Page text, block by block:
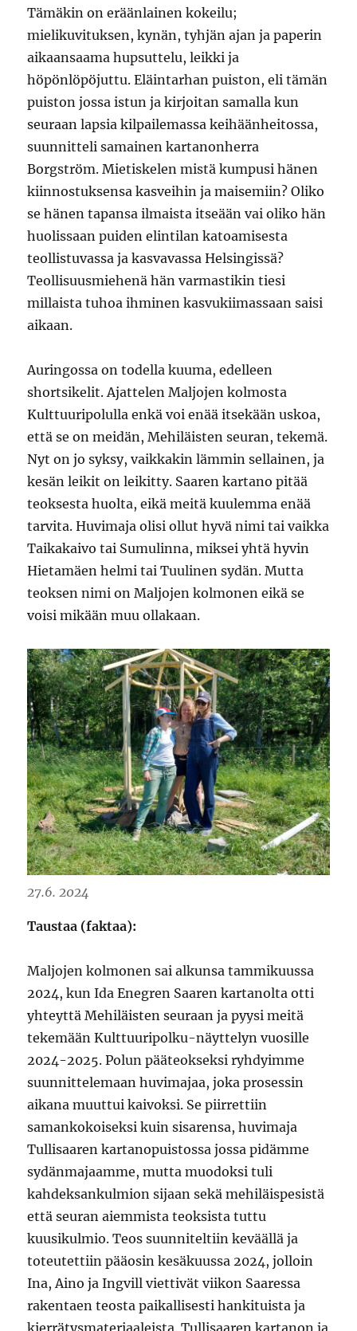
Tämäkin on eräänlainen kokeilu;
mielikuvituksen, kynän, tyhjän ajan ja paperin
aikaansaama hupsuttelu, leikki ja
höpönlöpöjuttu. Eläintarhan puiston, eli tämän
puiston jossa istun ja kirjoitan samalla kun
seuraan lapsia kilpailemassa keihäänheitossa,
suunnitteli samainen kartanonherra
Borgström. Mietiskelen mistä kumpusi hänen
kiinnostuksensa kasveihin ja maisemiin? Oliko
se hänen tapansa ilmaista itseään vai oliko hän
huolissaan puiden elintilan katoamisesta
teollistuvassa ja kasvavassa Helsingissä?
Teollisuusmiehenä hän varmastikin tiesi
millaista tuhoa ihminen kasvukiimassaan saisi
aikaan.
Auringossa on todella kuuma, edelleen
shortsikelit. Ajattelen Maljojen kolmosta
Kulttuuripolulla enkä voi enää itsekään uskoa,
että se on meidän, Mehiläisten seuran, tekemä.
Nyt on jo syksy, vaikkakin lämmin sellainen, ja
kesän leikit on leikitty. Saaren kartano pitää
teoksesta huolta, eikä meitä kuulemma enää
tarvita. Huvimaja olisi ollut hyvä nimi tai vaikka
Taikakaivo tai Sumulinna, miksei yhtä hyvin
Hietamäen helmi tai Tuulinen sydän. Mutta
teoksen nimi on Maljojen kolmonen eikä se
voisi mikään muu ollakaan.
27.6. 2024
Taustaa (faktaa):
Maljojen kolmonen sai alkunsa tammikuussa
2024, kun Ida Enegren Saaren kartanolta otti
yhteyttä Mehiläisten seuraan ja pyysi meitä
tekemään Kulttuuripolku-näyttelyn vuosille
2024-2025. Polun pääteokseksi ryhdyimme
suunnittelemaan huvimajaa, joka prosessin
aikana muuttui kaivoksi. Se piirrettiin
samankokoiseksi kuin sisarensa, huvimaja
Tullisaaren kartanopuistossa jossa pidämme
sydänmajaamme, mutta muodoksi tuli
kahdeksankulmion sijaan sekä mehiläispesistä
että seuran aiemmista teoksista tuttu
kuusikulmio. Teos suunniteltiin keväällä ja
toteutettiin pääosin kesäkuussa 2024, jolloin
Ina, Aino ja Ingvill viettivät viikon Saaressa
rakentaen teosta paikallisesti hankituista ja
kierrätysmateriaaleista. Tullisaaren kartanon ja